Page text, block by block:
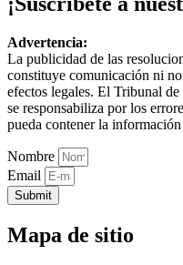
Advertencia:
La publicidad de las
constituye comunicación ni
efectos legales. El Tribunal
se responsabiliza por los
pueda contener la
Nombre
Email
Submit
Mapa de sitio